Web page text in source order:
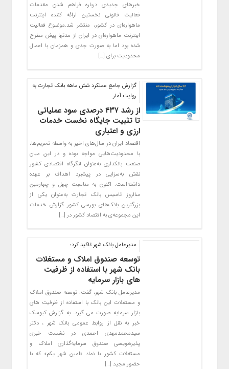
خبرهای جدیدی درباره فراهم شدن مقدمات
فعالیت قانونی نخستین ارائه کننده اینترنت
ماهواره‌ای در کشور، منتشر شد.موضوع فعالیت
اینترنت ماهواره‌ای در ایران از مدتها پیش مطرح
شده بود اما به صورت جدی و همزمان با اعمال
محدودیت برای […]
گزارش جامع عملکرد شش ماهه بانک تجارت به
روایت آمار
از رشد ۴۳۷ درصدی سود عملیاتی
تا تثبیت جایگاه نخست خدمات
ارزی و اعتباری
اقتصاد ایران در سال‌های اخیر به واسطه تحریم‌ها،
با محدودیت‌هایی مواجه بوده و در این میان
صنعت بانکداری به‌عنوان لنگرگاه اقتصادی کشور
نقش به‌سزایی در پیشبرد اهداف بر عهده
داشته‌است. اکنون به مناسبت چهل و چهارمین
سالروز تاسیس بانک تجارت‌ به‌عنوان یکی از
بزرگترین بانک‌های بورسی کشور گزارش خدمات
این مجموعه‌ی به اقتصاد کشور در […]
مدیرعامل بانک شهر تاکید کرد:
توسعه صندوق املاک و مستغلات
بانک شهر با استفاده از ظرفیت
های بازار سرمایه
مدیرعامل بانک شهر، گفت: توسعه صندوق املاک
و مستغلات این بانک با استفاده از ظرفیت های
بازار سرمایه صورت می گیرد. به گزارش کیوسک
خبر به نقل از روابط عمومی بانک شهر ، دکتر
سیدمحمدمهدی احمدی در نشست خبری
پذیره‌نویسی صندوق سرمایه‌گذاری املاک و
مستغلات کشور با نماد «امین شهر یکم» که با
حضور مجید […]